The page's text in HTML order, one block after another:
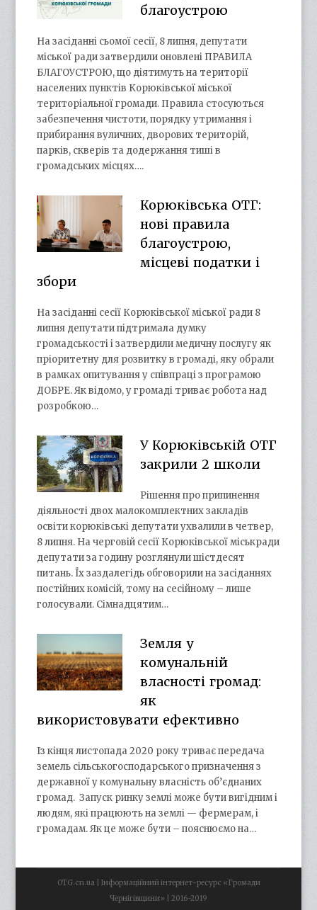
благоустрою
На засіданні сьомої сесії, 8 липня, депутати
міської ради затвердили оновлені ПРАВИЛА
БЛАГОУСТРОЮ, що діятимуть на території
населених пунктів Корюківської міської
територіальної громади. Правила стосуються
забезпечення чистоти, порядку утримання і
прибирання вуличних, дворових територій,
парків, скверів та додержання тиші в
громадських місцях….
Корюківська ОТГ:
нові правила
благоустрою,
місцеві податки і
збори
На засіданні сесії Корюківської міської ради 8
липня депутати підтримала думку
громадськості і затвердили медичну послугу як
пріоритетну для розвитку в громаді, яку обрали
в рамках опитування у співпраці з програмою
ДОБРЕ. Як відомо, у громаді триває робота над
розробкою…
У Корюківській ОТГ
закрили 2 школи
Рішення про припинення
діяльності двох малокомплектних закладів
освіти корюківські депутати ухвалили в четвер,
8 липня. На черговій сесії Корюківської міськради
депутати за годину розглянули шістдесят
питань. Їх заздалегідь обговорили на засіданнях
постійних комісій, тому на сесійному – лише
голосували. Сімнадцятим…
Земля у
комунальній
власності громад:
як
використовувати ефективно
Із кінця листопада 2020 року триває передача
земель сільськогосподарського призначення з
державної у комунальну власність об’єднаних
громад. Запуск ринку землі може бути вигідним і
людям, які працюють на землі — фермерам, і
громадам. Як це може бути – пояснюємо на…
OTG.cn.ua | Інформаційний інтернет-ресурс «Громади
Чернігівщини» | 2016-2019